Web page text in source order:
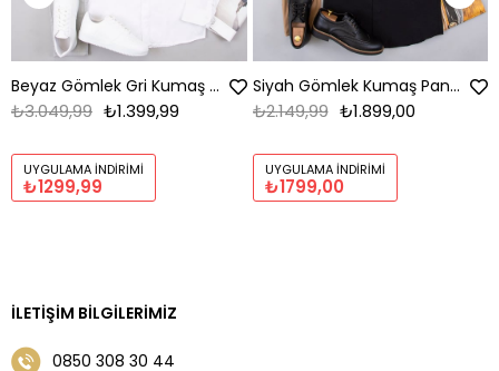
Beyaz Gömlek Gri Kumaş Pantolon Ayakkabı Kombin
₺1.399,99
₺3.049,99
UYGULAMA İNDIRIMI
₺1299,99
Siyah Gömlek Kumaş Pantolon Ayakkabı Kombini
₺1.899,00
₺2.149,99
UYGULAMA İNDIRIMI
₺1799,00
İLETIŞIM BILGILERIMIZ
0850 308 30 44